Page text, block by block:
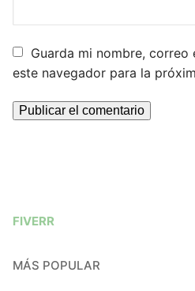
Guarda mi nombre,
este navegador para la
FIVERR
MÁS POPULAR